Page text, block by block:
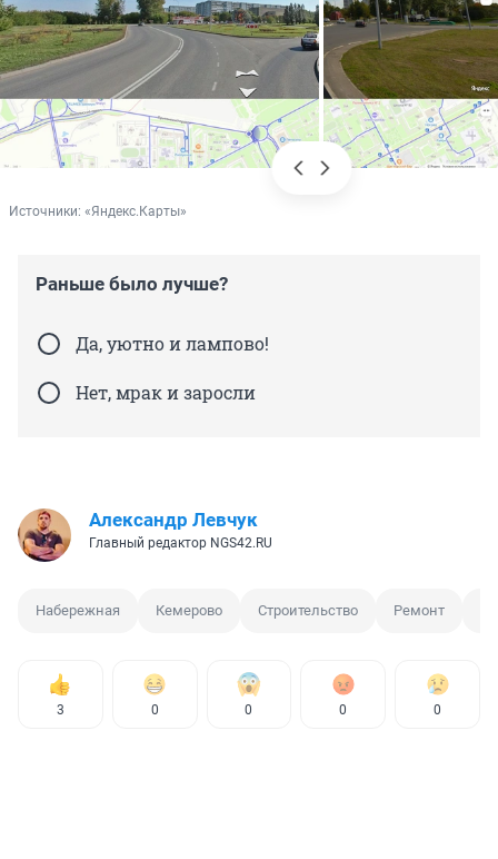
Источники: «Яндекс.Карты»
Раньше было лучше?
Да, уютно и лампово!
Нет, мрак и заросли
Александр Левчук
Главный редактор NGS42.RU
Набережная Кемерово Строительство Ремонт
3 0 0 0 0